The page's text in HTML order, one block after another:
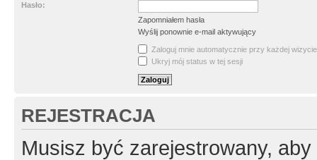
Hasło:
Zapomniałem hasła
Wyślij ponownie e-mail aktywujący
Zaloguj mnie automatycznie przy każdej wizycie
Ukryj mój status w tej sesji
REJESTRACJA
Musisz być zarejestrowany,